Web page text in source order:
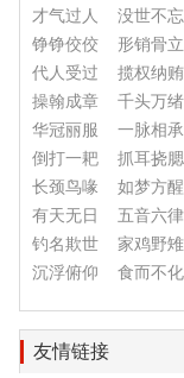
才气过人
没世不忘
铮铮佼佼
形销骨立
代人受过
揽权纳贿
操翰成章
千头万绪
华冠丽服
一脉相承
倒打一耙
抓耳挠腮
长颈鸟喙
如梦方醒
有天无日
五音六律
钓名欺世
家鸡野雉
沉浮俯仰
食而不化
友情链接